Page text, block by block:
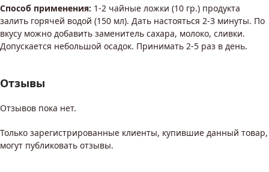
Способ применения: 1-2 чайные ложки (10 гр.) продукта
залить горячей водой (150 мл). Дать настояться 2-3 минуты. По
вкусу можно добавить заменитель сахара, молоко, сливки.
Допускается небольшой осадок. Принимать 2-5 раз в день.
Отзывы
Отзывов пока нет.
Только зарегистрированные клиенты, купившие данный товар,
могут публиковать отзывы.